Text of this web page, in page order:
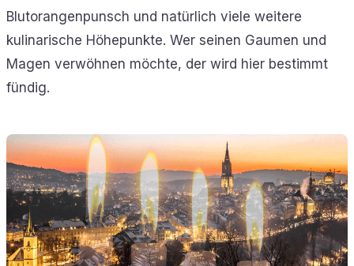
Blutorangenpunsch und natürlich viele weitere
kulinarische Höhepunkte. Wer seinen Gaumen und
Magen verwöhnen möchte, der wird hier bestimmt
fündig.